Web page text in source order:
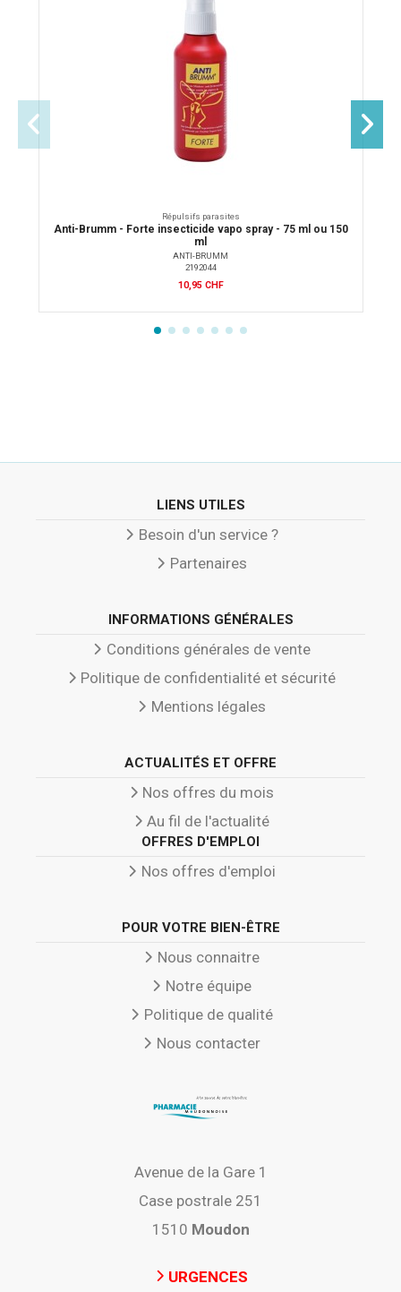
Répulsifs parasites
Anti-Brumm - Forte insecticide vapo spray - 75 ml ou 150
ml
ANTI-BRUMM
2192044
10,95 CHF
LIENS UTILES
Besoin d'un service ?
Partenaires
INFORMATIONS GÉNÉRALES
Conditions générales de vente
Politique de confidentialité et sécurité
Mentions légales
ACTUALITÉS ET OFFRE
Nos offres du mois
Au fil de l'actualité
OFFRES D'EMPLOI
Nos offres d'emploi
POUR VOTRE BIEN-ÊTRE
Nous connaitre
Notre équipe
Politique de qualité
Nous contacter
Avenue de la Gare 1
Case postrale 251
1510 Moudon
URGENCES